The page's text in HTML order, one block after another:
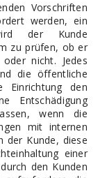
Vorschriften
werden, ein
der Kunde
zu prüfen, ob er
nicht. Jedes
die öffentliche
den
Entschädigung
wenn die
mit internen
der Kunde, diese
einer
den Kunden